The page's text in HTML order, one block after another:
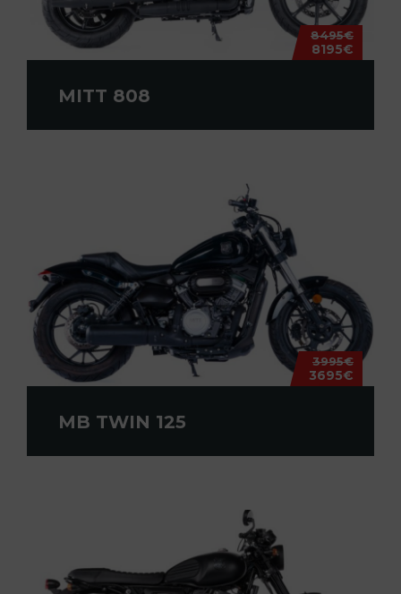
8495€
8195€
MITT 808
3995€
3695€
MB TWIN 125